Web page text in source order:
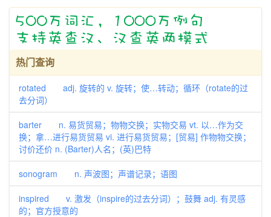
热门查询
rotated adj. 旋转的 v. 旋转；使…转动；循环（rotate的过
去分词）
barter n. 易货贸易；物物交换；实物交易 vt. 以…作为交
换；拿…进行易货贸易 vi. 进行易货贸易；[贸易] 作物物交换；
讨价还价 n. (Barter)人名；(英)巴特
sonogram n. 声波图；声谱记录；语图
inspired v. 激发（inspire的过去分词）；鼓舞 adj. 有灵感
的；官方授意的